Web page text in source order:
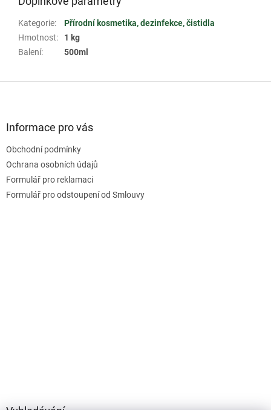
Kategorie:
Přírodní kosmetika, dezinfekce, čistidla
Hmotnost:
1 kg
Balení: 500ml
Informace pro vás
Obchodní podmínky
Ochrana osobních údajů
Formulář pro reklamaci
Formulář pro odstoupení od Smlouvy